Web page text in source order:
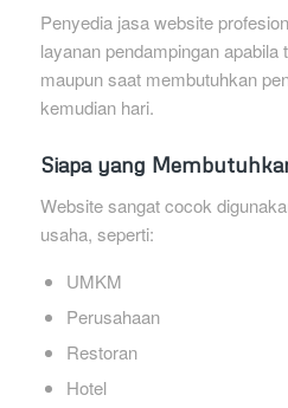
Penyedia jasa website
layanan pendampingan apabila
maupun saat membutuhkan
kemudian hari.
Siapa yang
Website sangat cocok
usaha, seperti:
UMKM
Perusahaan
Restoran
Hotel